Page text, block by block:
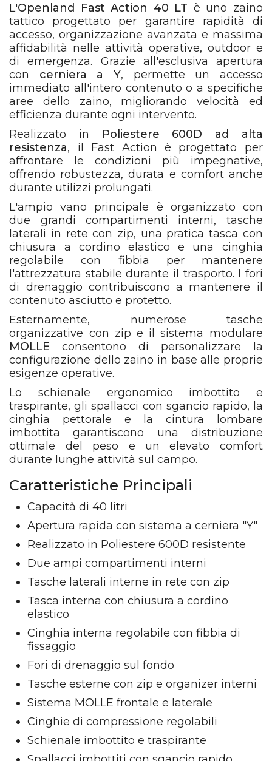
L'Openland Fast Action 40 LT è uno zaino
tattico progettato per garantire rapidità di
accesso, organizzazione avanzata e massima
affidabilità nelle attività operative, outdoor e
di emergenza. Grazie all'esclusiva apertura
con cerniera a Y, permette un accesso
immediato all'intero contenuto o a specifiche
aree dello zaino, migliorando velocità ed
efficienza durante ogni intervento.
Realizzato in
Poliestere 600D ad alta
resistenza, il Fast Action è progettato per
affrontare le condizioni più impegnative,
offrendo robustezza, durata e comfort anche
durante utilizzi prolungati.
L'ampio vano principale è organizzato con
due grandi compartimenti interni, tasche
laterali in rete con zip, una pratica tasca con
chiusura a cordino elastico e una cinghia
regolabile con fibbia per mantenere
l'attrezzatura stabile durante il trasporto. I fori
di drenaggio contribuiscono a mantenere il
contenuto asciutto e protetto.
Esternamente, numerose tasche
organizzative con zip e il sistema modulare
MOLLE consentono di personalizzare la
configurazione dello zaino in base alle proprie
esigenze operative.
Lo schienale ergonomico imbottito e
traspirante, gli spallacci con sgancio rapido, la
cinghia pettorale e la cintura lombare
imbottita garantiscono una distribuzione
ottimale del peso e un elevato comfort
durante lunghe attività sul campo.
Caratteristiche Principali
Capacità di 40 litri
Apertura rapida con sistema a cerniera "Y"
Realizzato in Poliestere 600D resistente
Due ampi compartimenti interni
Tasche laterali interne in rete con zip
Tasca interna con chiusura a cordino
elastico
Cinghia interna regolabile con fibbia di
fissaggio
Fori di drenaggio sul fondo
Tasche esterne con zip e organizer interni
Sistema MOLLE frontale e laterale
Cinghie di compressione regolabili
Schienale imbottito e traspirante